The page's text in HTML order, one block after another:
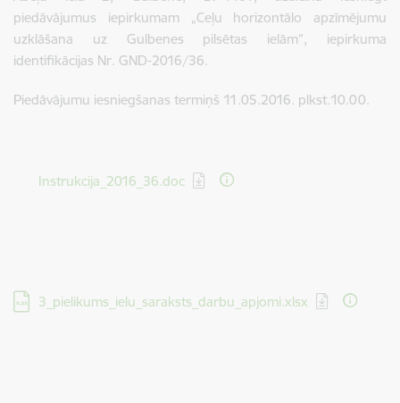
piedāvājumus iepirkumam „Ceļu horizontālo apzīmējumu
uzklāšana uz Gulbenes pilsētas ielām”, iepirkuma
identifikācijas Nr. GND-2016/36.
Piedāvājumu iesniegšanas termiņš 11.05.2016. plkst.10.00.
Lejupielādēt:
Instrukcija_2016_36.doc
Lejupielādēt:
3_pielikums_ielu_saraksts_darbu_apjomi.xlsx